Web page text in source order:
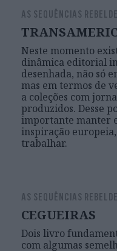
AS SEQUÊNCIAS
Neste momento
dinâmica editorial
desenhada, não só
mas em termos de
a coleções com
produzidos. Desse
importante manter
inspiração
trabalhar.
AS SEQUÊNCIAS
CEGUEIRAS
Dois livro
com algumas